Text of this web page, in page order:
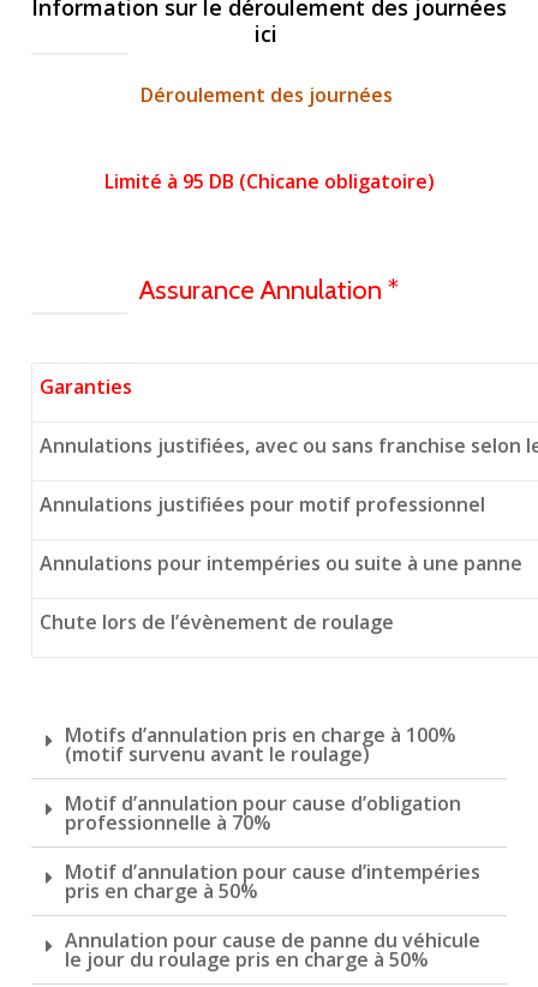
Information sur le déroulement des journées
ici
Déroulement des journées
Limité à 95 DB (Chicane obligatoire)
Assurance Annulation *
Garanties
Annulations justifiées, avec ou sans franchise selon
Annulations justifiées pour motif professionnel
Annulations pour intempéries ou suite à une panne
Chute lors de l’évènement de roulage
Motifs d’annulation pris en charge à 100%
(motif survenu avant le roulage)
Motif d’annulation pour cause d’obligation
professionnelle à 70%
Motif d’annulation pour cause d’intempéries
pris en charge à 50%
Annulation pour cause de panne du véhicule
le jour du roulage pris en charge à 50%